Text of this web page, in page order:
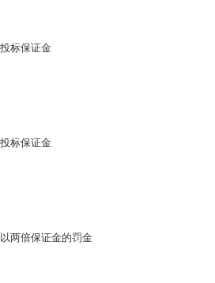
标保证金
标保证金
两倍保证金的罚金